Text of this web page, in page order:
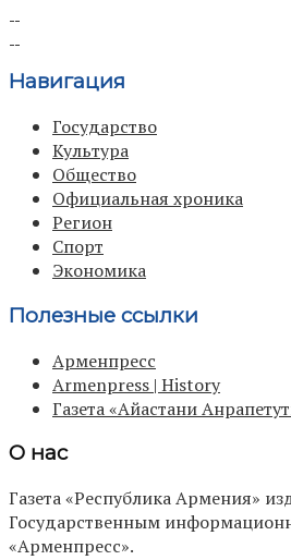
Навигация
Государство
Культура
Общество
Официальная хроника
Регион
Спорт
Экономика
Полезные ссылки
Арменпресс
Armenpress | History
Газета «Айастани
О нас
Газета «Республика Армения»
Государственным
«Арменпресс».